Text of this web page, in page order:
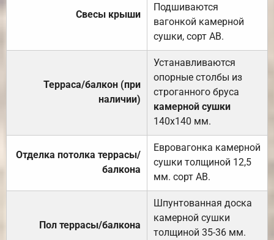
Свесы крыши
Подшиваются
вагонкой камерной
сушки, сорт АВ.
Терраса/балкон (при
наличии)
Устанавливаются
опорные столбы из
строганного бруса
камерной сушки
140х140 мм.
Отделка потолка террасы/
балкона
Евровагонка камерной
сушки толщиной 12,5
мм. сорт АВ.
Пол террасы/балкона
Шпунтованная доска
камерной сушки
толщиной 35-36 мм.